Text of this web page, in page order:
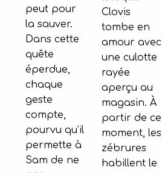
peut pour
la sauver.
Dans cette
quête
éperdue,
chaque
geste
compte,
pourvu qu’il
permette à
Sam de ne
Clovis
tombe en
amour avec
une culotte
rayée
aperçu au
magasin. À
partir de ce
moment, les
zébrures
habillent le